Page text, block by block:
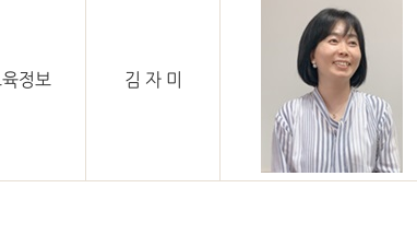
정보 김 자 미